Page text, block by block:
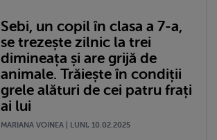
Sebi, un copil în clasa a 7-a,
se trezește zilnic la trei
dimineața și are grijă de
animale. Trăiește în condiții
grele alături de cei patru frați
ai lui
MARIANA VOINEA | LUNI, 10.02.2025